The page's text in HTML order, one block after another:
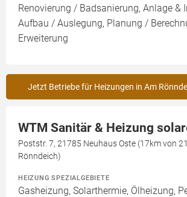
Renovierung / Badsanierung, Anlage &
Aufbau / Auslegung, Planung /
Erweiterung
Jetzt Betriebe für Heizungen in Am
WTM Sanitär & Heizung
Poststr. 7, 21785 Neuhaus Oste (17km von
Rönndeich)
HEIZUNG SPEZIALGEBIETE
Gasheizung, Solarthermie, Ölheizung,